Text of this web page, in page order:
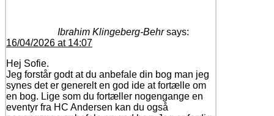
Ibrahim Klingeberg-Behr says:
16/04/2026 at 14:07
Hej Sofie.
Jeg forstår godt at du anbefale din bog man jeg
synes det er generelt en god ide at fortælle om
en bog. Lige som du fortæller nogengange en
eventyr fra HC Andersen kan du også